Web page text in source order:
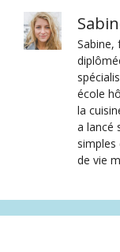
Sabine,
école
la
a lancé
de vie